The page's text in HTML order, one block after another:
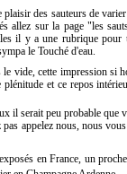
des sauteurs de
allez sur la page "les
il y a une rubrique pour
le Touché d'eau.
vide, cette impression si
et ce repos
il serait peu probable que
appelez nous, nous
en France, un